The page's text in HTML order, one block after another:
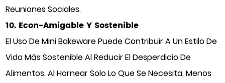
Reuniones Sociales.
10. Econ-Amigable Y Sostenible
El Uso De Mini Bakeware Puede Contribuir A Un Estilo De
Vida Más Sostenible Al Reducir El Desperdicio De
Alimentos. Al Hornear Solo Lo Que Se Necesita, Menos